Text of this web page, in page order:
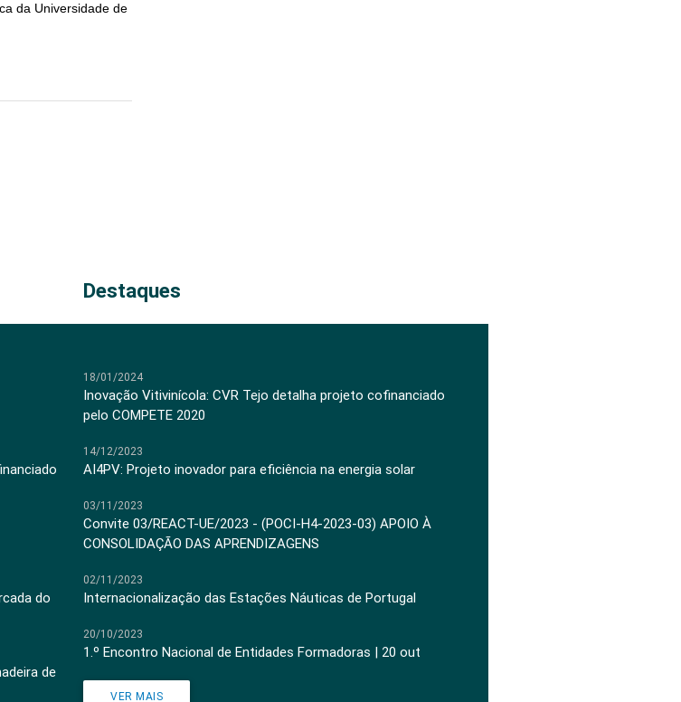
da Universidade de
Destaques
do
de
18/01/2024
Inovação Vitivinícola: CVR Tejo detalha projeto cofinanciado
pelo COMPETE 2020
14/12/2023
AI4PV: Projeto inovador para eficiência na energia solar
03/11/2023
Convite 03/REACT-UE/2023 - (POCI-H4-2023-03) APOIO À
CONSOLIDAÇÃO DAS APRENDIZAGENS
02/11/2023
Internacionalização das Estações Náuticas de Portugal
20/10/2023
1.º Encontro Nacional de Entidades Formadoras | 20 out
VER MAIS